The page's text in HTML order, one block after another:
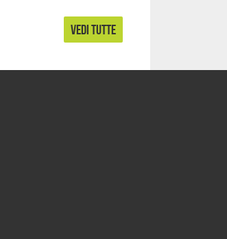
VEDI TUTTE